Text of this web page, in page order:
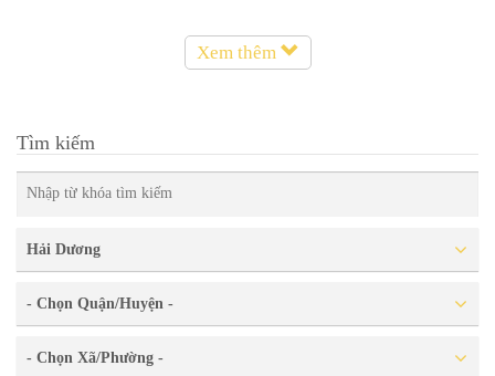
Xem thêm
Tìm kiếm
Hải Dương
- Chọn Quận/Huyện -
- Chọn Xã/Phường -